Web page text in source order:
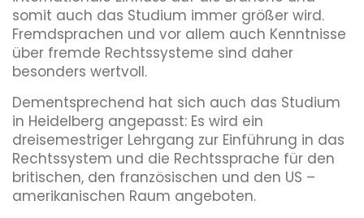
somit auch das Studium immer größer wird.
Fremdsprachen und vor allem auch Kenntnisse
über fremde Rechtssysteme sind daher
besonders wertvoll.
Dementsprechend hat sich auch das Studium
in Heidelberg angepasst: Es wird ein
dreisemestriger Lehrgang zur Einführung in das
Rechtssystem und die Rechtssprache für den
britischen, den französischen und den US –
amerikanischen Raum angeboten.